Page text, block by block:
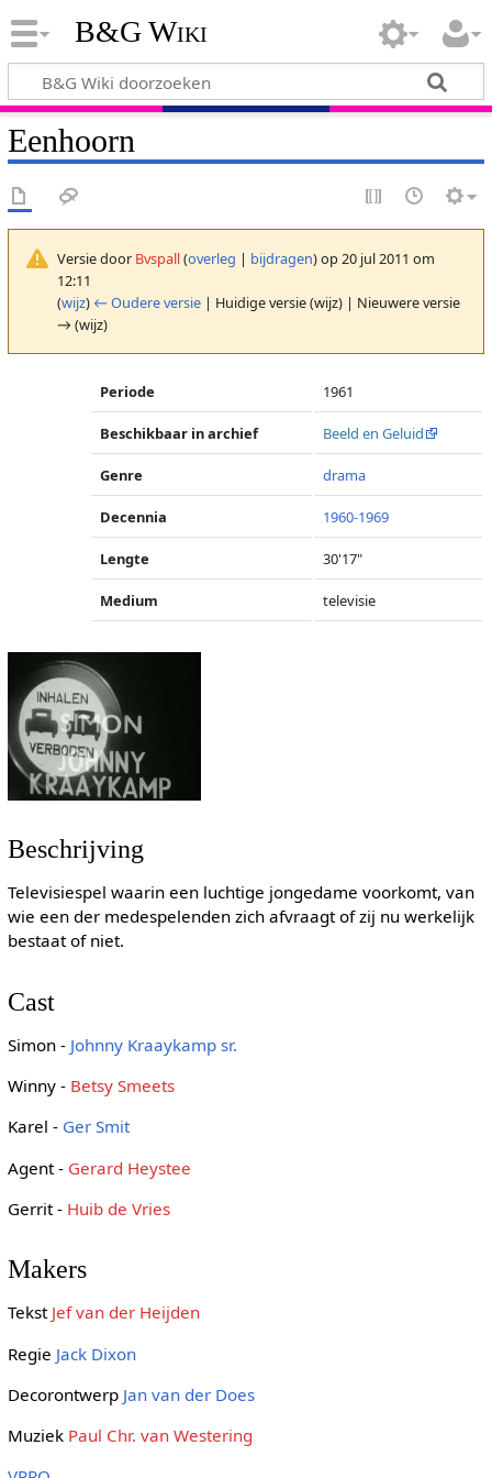
B&G Wiki
Eenhoorn
Versie door Bvspall(overleg | bijdragen)op 20 jul 2011 om
12:11
(wijz) ← Oudere versie| Huidige versie (wijz) | Nieuwere versie
→ (wijz)
Periode 1961
Beschikbaar in archief Beeld en Geluid
Genre drama
Decennia 1960-1969
Lengte 30'17"
Medium televisie
Beschrijving
Televisiespel waarin een luchtige jongedame voorkomt, van
wie een der medespelenden zich afvraagt of zij nu werkelijk
bestaat of niet.
Cast
Simon - Johnny Kraaykamp sr.
Winny - Betsy Smeets
Karel - Ger Smit
Agent - Gerard Heystee
Gerrit - Huib de Vries
Makers
Tekst Jef van der Heijden
Regie Jack Dixon
Decorontwerp Jan van der Does
Muziek Paul Chr. van Westering